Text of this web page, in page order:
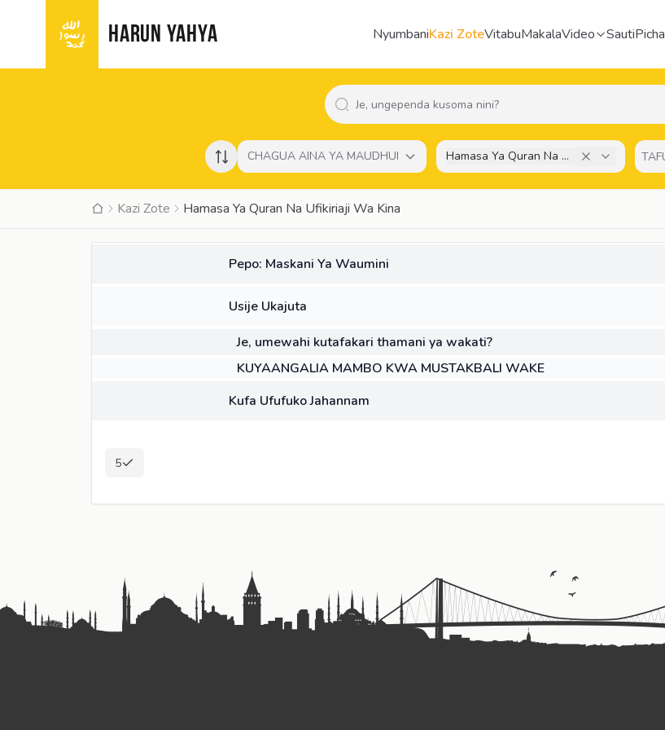
HARUN YAHYA NyumbaniKazi ZoteVitabuMakalaVideo SautiPicha
CHAGUA AINA YA MAUDHUI Hamasa Ya Quran Na Ufikiriaji Wa Kina
Kazi Zote Hamasa Ya Quran Na Ufikiriaji Wa Kina
Pepo: Maskani Ya Waumini
Usije Ukajuta
Je, umewahi kutafakari thamani ya wakati?
KUYAANGALIA MAMBO KWA MUSTAKBALI WAKE
Kufa Ufufuko Jahannam
5